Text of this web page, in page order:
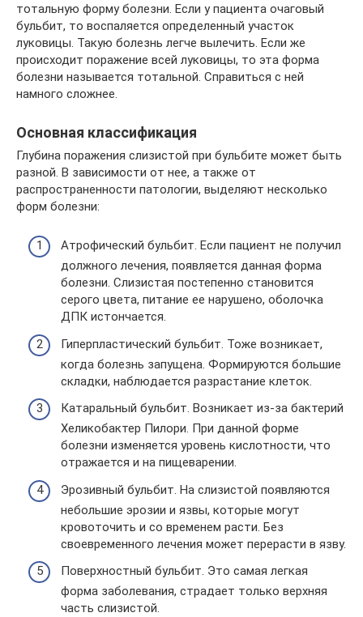
тотальную форму болезни. Если у пациента очаговый
бульбит, то воспаляется определенный участок
луковицы. Такую болезнь легче вылечить. Если же
происходит поражение всей луковицы, то эта форма
болезни называется тотальной. Справиться с ней
намного сложнее.
Основная классификация
Глубина поражения слизистой при бульбите может быть
разной. В зависимости от нее, а также от
распространенности патологии, выделяют несколько
форм болезни:
Атрофический бульбит. Если пациент не получил
должного лечения, появляется данная форма
болезни. Слизистая постепенно становится
серого цвета, питание ее нарушено, оболочка
ДПК истончается.
Гиперпластический бульбит. Тоже возникает,
когда болезнь запущена. Формируются большие
складки, наблюдается разрастание клеток.
Катаральный бульбит. Возникает из-за бактерий
Хеликобактер Пилори. При данной форме
болезни изменяется уровень кислотности, что
отражается и на пищеварении.
Эрозивный бульбит. На слизистой появляются
небольшие эрозии и язвы, которые могут
кровоточить и со временем расти. Без
своевременного лечения может перерасти в язву.
Поверхностный бульбит. Это самая легкая
форма заболевания, страдает только верхняя
часть слизистой.